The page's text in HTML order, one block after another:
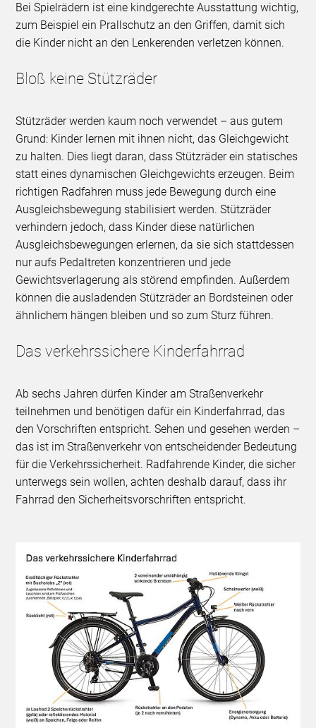
Bei Spielrädern ist eine kindgerechte Ausstattung wichtig,
zum Beispiel ein Prallschutz an den Griffen, damit sich
die Kinder nicht an den Lenkerenden verletzen können.
Bloß keine Stützräder
Stützräder werden kaum noch verwendet – aus gutem
Grund: Kinder lernen mit ihnen nicht, das Gleichgewicht
zu halten. Dies liegt daran, dass Stützräder ein statisches
statt eines dynamischen Gleichgewichts erzeugen. Beim
richtigen Radfahren muss jede Bewegung durch eine
Ausgleichsbewegung stabilisiert werden. Stützräder
verhindern jedoch, dass Kinder diese natürlichen
Ausgleichsbewegungen erlernen, da sie sich stattdessen
nur aufs Pedaltreten konzentrieren und jede
Gewichtsverlagerung als störend empfinden. Außerdem
können die ausladenden Stützräder an Bordsteinen oder
ähnlichem hängen bleiben und so zum Sturz führen.
Das verkehrssichere Kinderfahrrad
Ab sechs Jahren dürfen Kinder am Straßenverkehr
teilnehmen und benötigen dafür ein Kinderfahrrad, das
den Vorschriften entspricht. Sehen und gesehen werden –
das ist im Straßenverkehr von entscheidender Bedeutung
für die Verkehrssicherheit. Radfahrende Kinder, die sicher
unterwegs sein wollen, achten deshalb darauf, dass ihr
Fahrrad den Sicherheitsvorschriften entspricht.